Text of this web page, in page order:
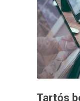
Tartós